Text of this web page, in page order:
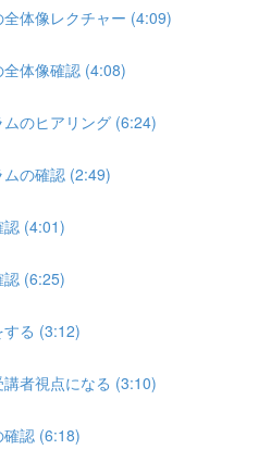
体像レクチャー (4:09)
体像確認 (4:08)
のヒアリング (6:24)
ムの確認 (2:49)
認 (4:01)
認 (6:25)
する (3:12)
者視点になる (3:10)
確認 (6:18)